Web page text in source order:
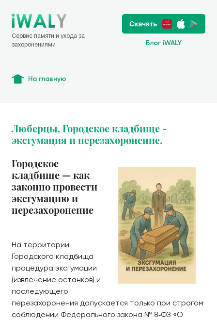
Сервис памяти и ухода за
захоронениями
Блог iWALY
На главную
Люберцы, Городское кладбище -
эксгумация и перезахоронение.
Городское
кладбище — как
законно провести
эксгумацию и
перезахоронение
На территории
Городского кладбища
процедура эксгумации
(извлечение останков) и
последующего
перезахоронения допускается только при строгом
соблюдении Федерального закона № 8‑ФЗ «О